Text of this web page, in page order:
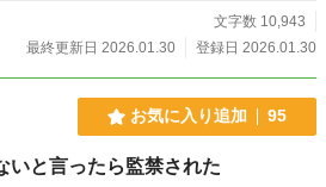
文字数 10,943
最終更新日 2026.01.30
登録日 2026.01.30
お気に入り追加 95
いと言ったら監禁された